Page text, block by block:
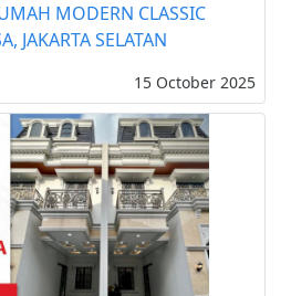
MODERN CLASSIC
JAKARTA SELATAN
15 October 2025